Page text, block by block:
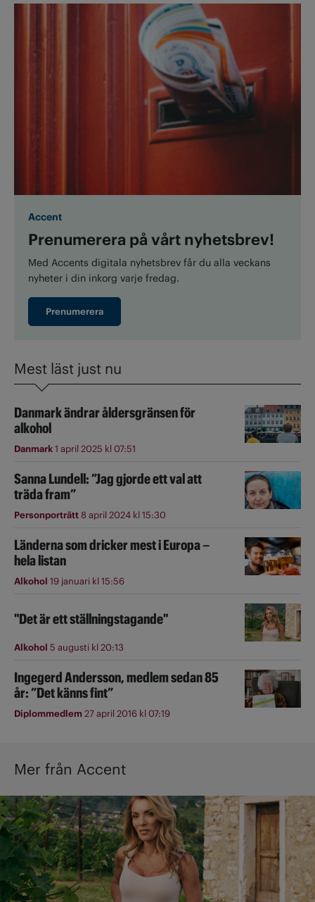
Accent
Prenumerera på vårt nyhetsbrev!
Med Accents digitala nyhetsbrev får du alla veckans
nyheter i din inkorg varje fredag.
Prenumerera
Mest läst just nu
Danmark ändrar åldersgränsen för
alkohol
Danmark1 april 2025 kl 07:51
Sanna Lundell: ”Jag gjorde ett val att
träda fram”
Personporträtt8 april 2024 kl 15:30
Länderna som dricker mest i Europa –
hela listan
Alkohol 19 januari kl 15:56
"Det är ett ställningstagande"
Alkohol 5 augusti kl 20:13
Ingegerd Andersson, medlem sedan 85
år: ”Det känns fint”
Diplommedlem27 april 2016 kl 07:19
Mer från Accent